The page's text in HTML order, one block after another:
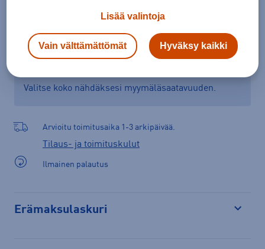
Verkkokauppa: Myymälät:
Valitse koko nähdäksesi myymäläsaatavuuden.
Arvioitu toimitusaika 1-3 arkipäivää.
Tilaus- ja toimituskulut
Ilmainen palautus
Erämaksulaskuri
Lisää valintoja
Vain välttämättömät Hyväksy kaikki